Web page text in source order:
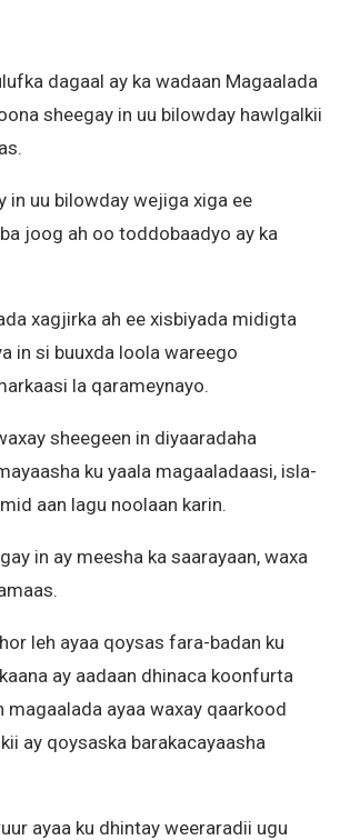
dagaal ay ka wadaan Magaalada
sheegay in uu bilowday hawlgalkii
in uu bilowday wejiga xiga ee
joog ah oo toddobaadyo ay ka
xagjirka ah ee xisbiyada midigta
in si buuxda loola wareego
la qarameynayo.
sheegeen in diyaaradaha
ku yaala magaaladaasi, isla-
aan lagu noolaan karin.
in ay meesha ka saarayaan, waxa
leh ayaa qoysas fara-badan ku
ay aadaan dhinaca koonfurta
ayaa waxay qaarkood
ay qoysaska barakacayaasha
ayaa ku dhintay weeraradii ugu